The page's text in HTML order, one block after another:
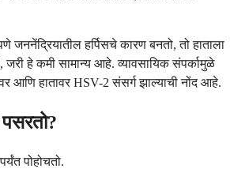
जननेंद्रियातील हर्पिसचे कारण बनतो, तो हाताला
हे कमी सामान्य आहे. व्यावसायिक संपर्कामुळे
आणि हातावर HSV-2 संसर्ग झाल्याची नोंद आहे.
पसरतो?
पोहोचतो.